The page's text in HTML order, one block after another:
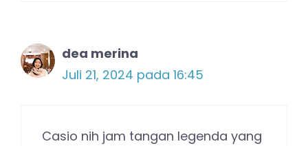
dea merina
Juli 21, 2024 pada 16:45
Casio nih jam tangan legenda yang